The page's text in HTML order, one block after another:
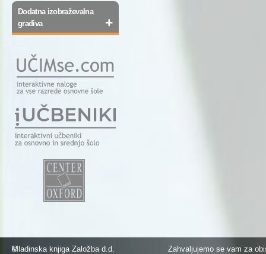
Dodatna izobraževalna
gradiva
+
©
Mladinska knjiga Založba d.d.
Zahvaljujemo se vam za